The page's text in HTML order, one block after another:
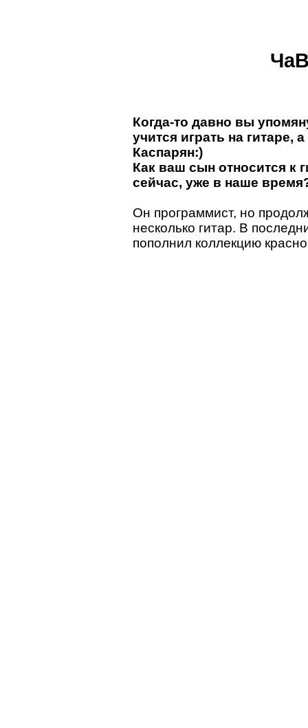
Когда-то давно вы
учится играть на
Каспарян:)
Как ваш сын относится к
сейчас, уже в наше
Он программист, но
несколько гитар. В
пополнил коллекцию